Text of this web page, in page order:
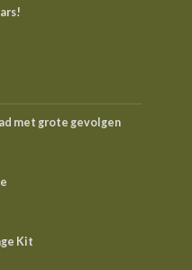
met grote gevolgen
Kit